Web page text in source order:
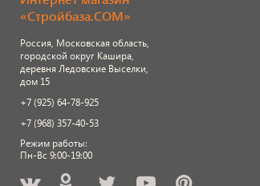
«Стройбаза.COM»
Россия, Московская область,
городской округ Кашира,
деревня Ледовские Выселки,
дом 15
+7 (925) 64-78-925
+7 (968) 357-40-53
Режим работы:
Пн-Вс 9:00-19:00